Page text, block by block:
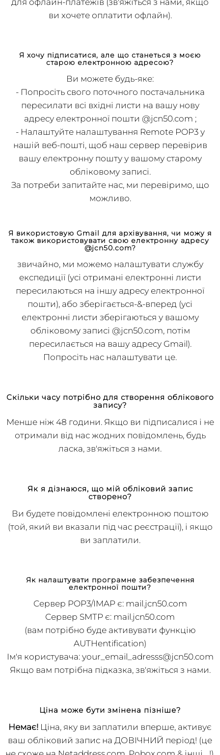
платежів, але також: SEPA, BACS, ЧАПС, і ACH
для офлайн-платежів (зв'яжіться з нами, якщо
старою електронною адресою?
Ви можете будь-яке:
- Попросіть свого поточного постачальника
пересилати всі вхідні листи на вашу нову
адресу електронної пошти @jcn50.com ;
- Налаштуйте налаштування Remote POP3 у
нашій веб-пошті, щоб наш сервер перевірив
вашу електронну пошту у вашому старому
обліковому записі.
За потреби запитайте нас, ми перевіримо, що
Я використовую Gmail для архівування, чи можу я
@jcn50.com?
звичайно, ми можемо налаштувати службу
експедиції (усі отримані електронні листи
пересилаються на іншу адресу електронної
пошти), або зберігається-&-вперед (усі
електронні листи зберігаються у вашому
обліковому записі @jcn50.com, потім
пересилається на вашу адресу Gmail).
запису?
Менше ніж 48 години. Якщо ви підписалися і не
отримали від нас жодних повідомлень, будь
створено?
Ви будете повідомлені електронною поштою
(той, який ви вказали під час реєстрації), і якщо
електронної пошти?
Сервер POP3/IMAP є: mail.jcn50.com
Сервер SMTP є: mail.jcn50.com
(вам потрібно буде активувати функцію
AUTHentification)
Ім'я користувача:your_email_adresss@jcn50.com
Ціна може бути змінена пізніше?
Немає!Ціна, яку ви заплатили вперше, активує